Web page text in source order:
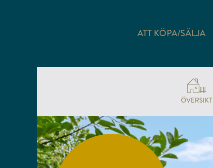
ATT KÖPA/SÄLJA
ÖVERSIKT